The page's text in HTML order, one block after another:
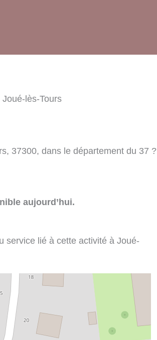
lès-Tours
37300, dans le département du 37 ?
aujourd’hui.
service lié à cette activité à Joué-